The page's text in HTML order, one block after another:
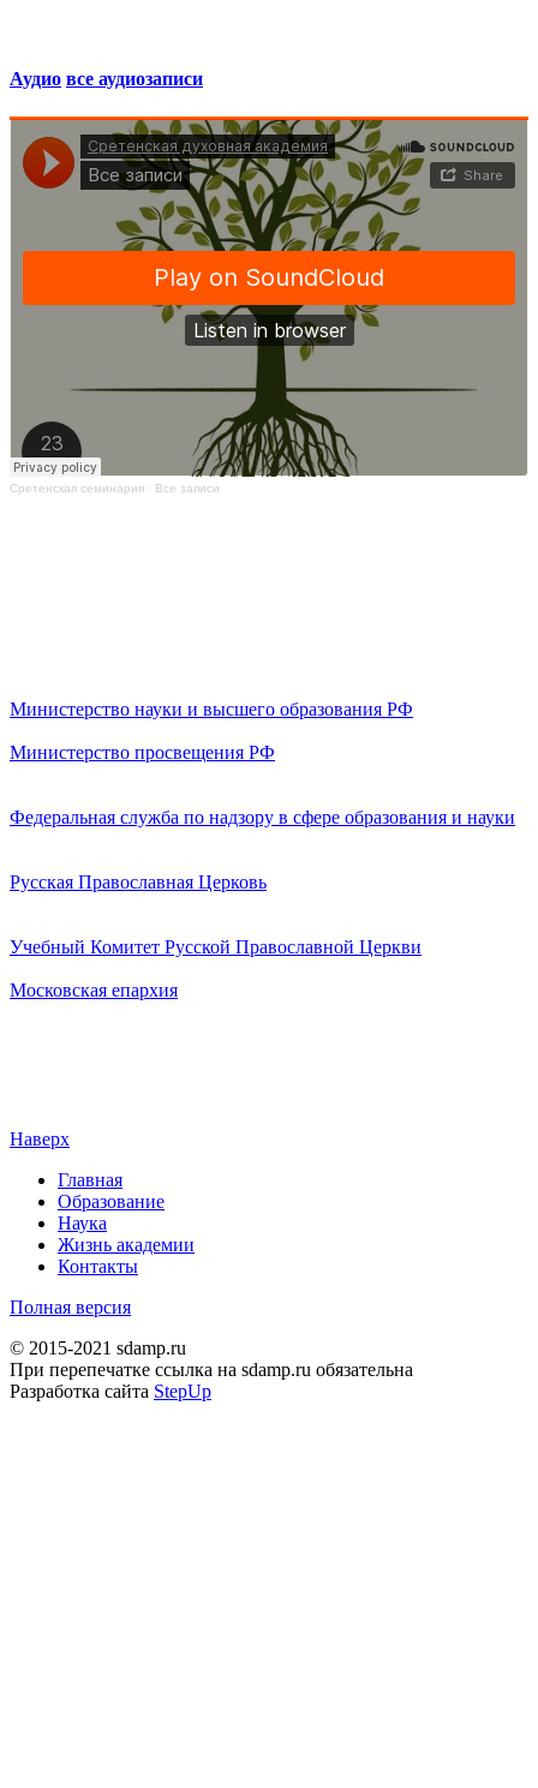
Аудио все аудиозаписи
Сретенская семинария · Все записи
Министерство науки и высшего образования РФ
Министерство просвещения РФ
Федеральная служба по надзору в сфере образования и науки
Русская Православная Церковь
Учебный Комитет Русской Православной Церкви
Московская епархия
Наверх
Главная
Образование
Наука
Жизнь академии
Контакты
Полная версия
© 2015-2021 sdamp.ru
При перепечатке ссылка на sdamp.ru обязательна
Разработка сайта StepUp